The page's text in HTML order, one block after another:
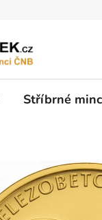
Stříbrné